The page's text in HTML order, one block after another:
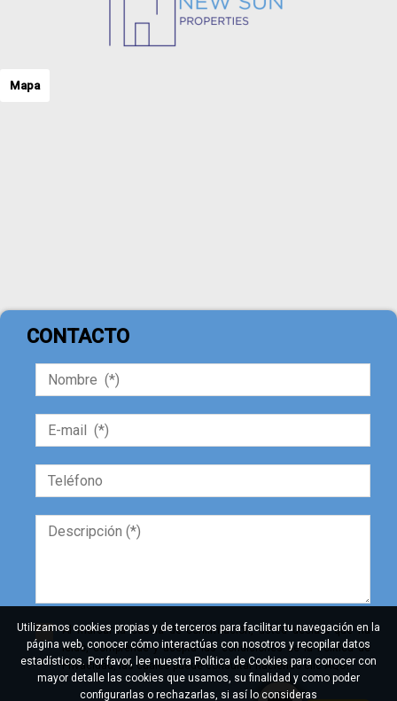
Mapa
CONTACTO
Al marcar la casilla de confirmación, usted declara que ha
leído, comprende y acepta las condiciones de la Política de
Privacidad, las cuales puede consultar haciendo clic AQUÍ.
Utilizamos cookies propias y de terceros para facilitar tu navegación en la
página web, conocer cómo interactúas con nosotros y recopilar datos
estadísticos. Por favor, lee nuestra Política de Cookies para conocer con
mayor detalle las cookies que usamos, su finalidad y como poder
configurarlas o rechazarlas, si así lo consideras